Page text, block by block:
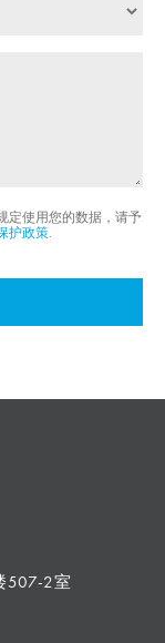
定使用您的数据，请予
护政策.
507-2室